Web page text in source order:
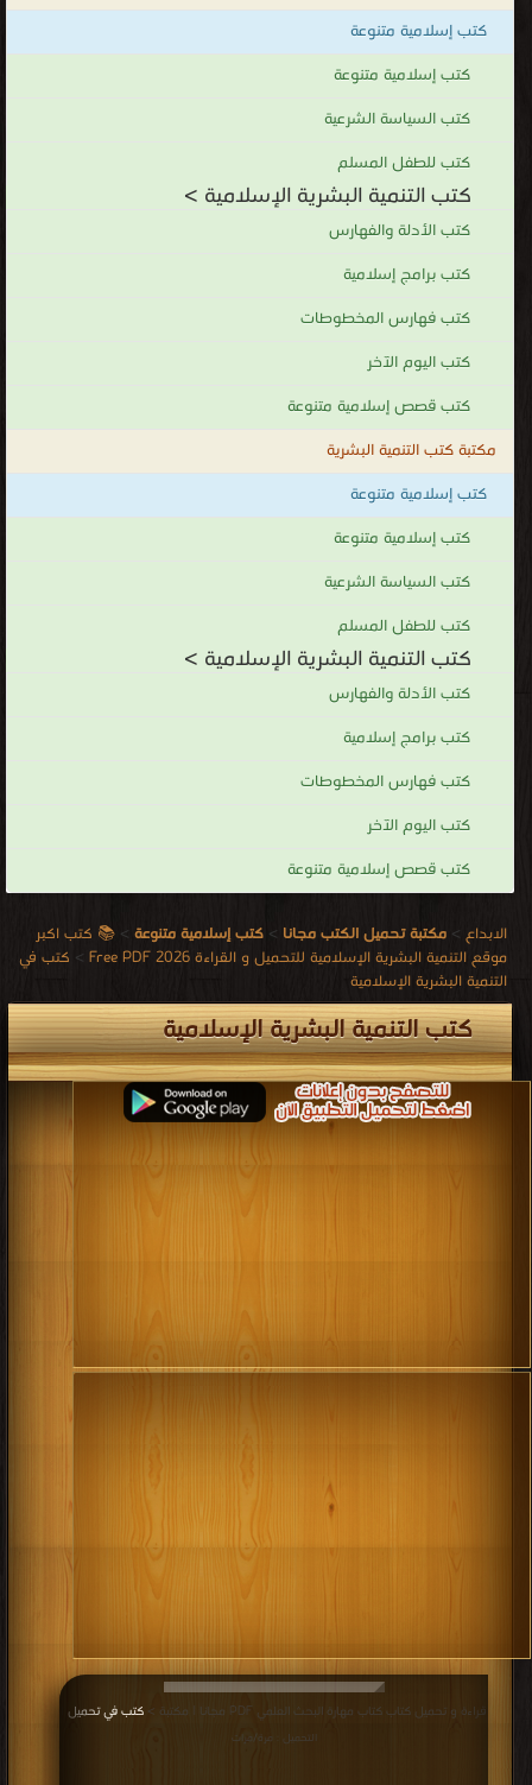
كتب إسلامية متنوعة
كتب إسلامية متنوعة
كتب السياسة الشرعية
كتب للطفل المسلم
كتب التنمية البشرية الإسلامية >
كتب الأدلة والفهارس
كتب برامج إسلامية
كتب فهارس المخطوطات
كتب اليوم الآخر
كتب قصص إسلامية متنوعة
مكتبة كتب التنمية البشرية
كتب إسلامية متنوعة
كتب إسلامية متنوعة
كتب السياسة الشرعية
كتب للطفل المسلم
كتب التنمية البشرية الإسلامية >
كتب الأدلة والفهارس
كتب برامج إسلامية
كتب فهارس المخطوطات
كتب اليوم الآخر
كتب قصص إسلامية متنوعة
الابداع > مكتبة تحميل الكتب مجانا > كتب إسلامية متنوعة > 📚 كتب اكبر
موقع التنمية البشرية الإسلامية للتحميل و القراءة 2026 Free PDF
> كتب في
التنمية البشرية الإسلامية
كتب التنمية البشرية الإسلامية
قراءة و تحميل كتاب كتاب مهارة البحث العلمي PDF مجانا | مكتبة > كتب في تحميل
التحميل : مرة/مرات